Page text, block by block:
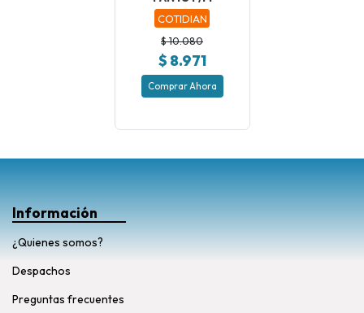
COTIDIAN
$ 10.080
$ 8.971
Comprar Ahora
Información
¿Quienes somos?
Despachos
Preguntas frecuentes